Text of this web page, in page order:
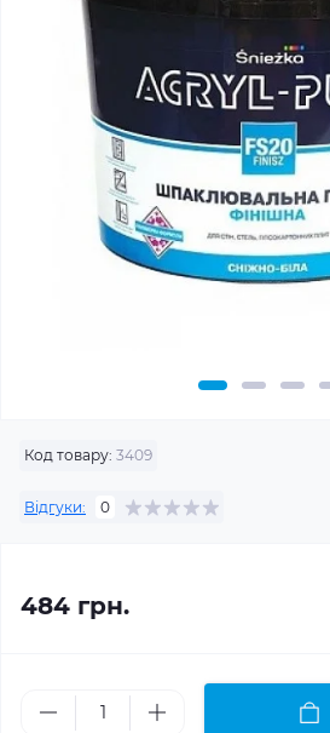
Код товару: 3409
Відгуки: 0
484 грн.